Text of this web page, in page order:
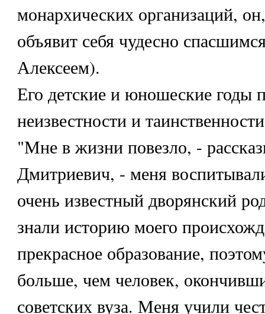
монархических организаций,
объявит себя чудесно
Алексеем).
Его детские и юношеские годы
неизвестности и
"Мне в жизни повезло, -
Дмитриевич, - меня
очень известный дворянский
знали историю моего
прекрасное образование,
больше, чем человек,
советских вуза. Меня учили